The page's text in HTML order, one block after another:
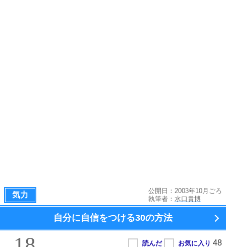
気力
公開日：2003年10月ごろ
執筆者： 水口貴博
自分に自信をつける30の方法